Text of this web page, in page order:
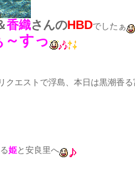
香織さんのHBDでしたぁ
すっ
クエストで浮島、本日は黒潮香
姫と安良里へ